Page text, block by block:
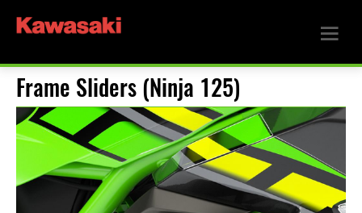
Frame Sliders (Ninja 125)